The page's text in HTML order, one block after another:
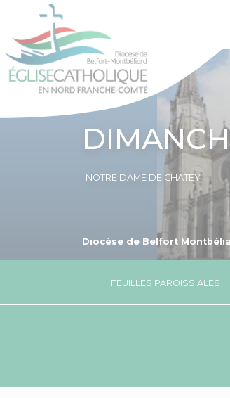
NOTRE DAME DE CHATEY
Diocèse de Belfort
FEUILLES PAROISSIALES